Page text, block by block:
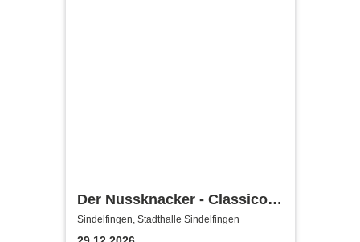
Der Nussknacker - Classico
Ballet Napoli
Sindelfingen, Stadthalle Sindelfingen